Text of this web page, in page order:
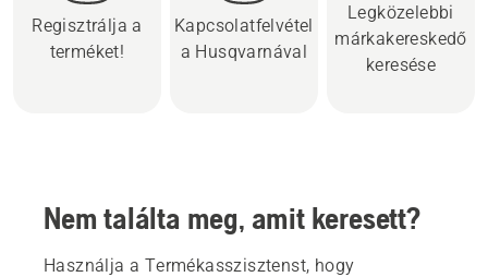
Regisztrálja a
terméket!
Kapcsolatfelvétel
a Husqvarnával
Legközelebbi
márkakereskedő
keresése
Nem találta meg, amit keresett?
Használja a Termékasszisztenst, hogy